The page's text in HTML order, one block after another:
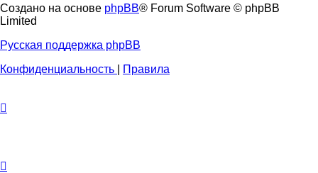
Создано на основе phpBB® Forum Software © phpBB
Limited
Русская поддержка phpBB
Конфиденциальность
Правила